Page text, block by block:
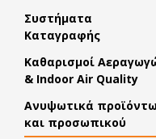
Συστήματα
Καταγραφής
Καθαρισμοί
& Indoor Air Quality
Ανυψωτικά
και προσωπικού